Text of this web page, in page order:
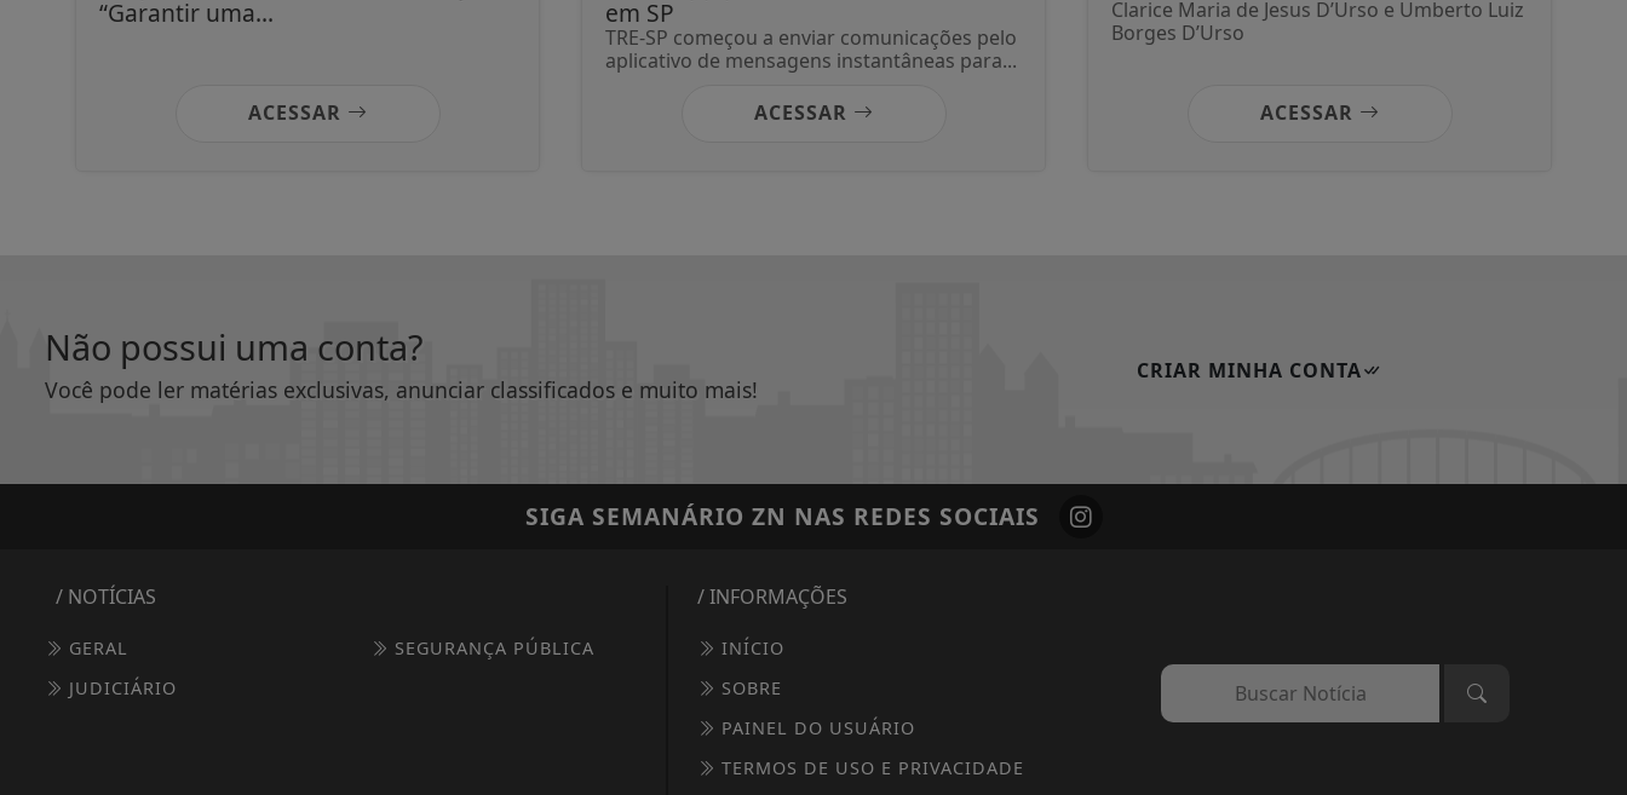
“Garantir uma...
ACESSAR
em SP
TRE-SP começou a enviar comunicações pelo
aplicativo de mensagens instantâneas para...
ACESSAR
Clarice Maria de Jesus D’Urso e Umberto Luiz
Borges D’Urso
ACESSAR
Não possui uma conta?
Você pode ler matérias exclusivas, anunciar classificados e muito mais!
CRIAR MINHA CONTA
SIGA SEMANÁRIO ZN NAS REDES SOCIAIS
/ NOTÍCIAS
GERAL
SEGURANÇA PÚBLICA
JUDICIÁRIO
/ INFORMAÇÕES
INÍCIO
SOBRE
PAINEL DO USUÁRIO
TERMOS DE USO E PRIVACIDADE